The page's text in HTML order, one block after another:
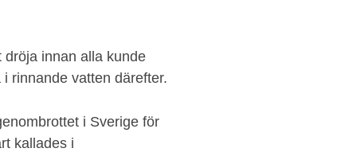
innan alla kunde
rinnande vatten därefter.
i Sverige för
kallades i